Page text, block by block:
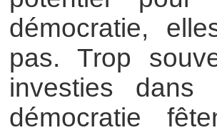
démocratie,
pas. Trop
investies
démocratie